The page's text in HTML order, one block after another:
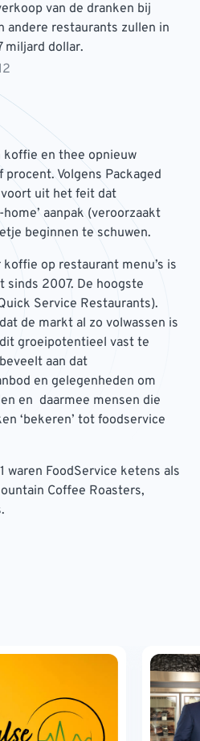
van de dranken bij
andere restaurants zullen in
miljard dollar.
koffie en thee opnieuw
Volgens Packaged
uit het feit dat
aanpak (veroorzaakt
beginnen te schuwen.
op restaurant menu’s is
2007. De hoogste
Service Restaurants).
de markt al zo volwassen is
groeipotentieel vast te
aan dat
en gelegenheden om
en daarmee mensen die
‘bekeren’ tot foodservice
waren FoodService ketens als
Coffee Roasters,